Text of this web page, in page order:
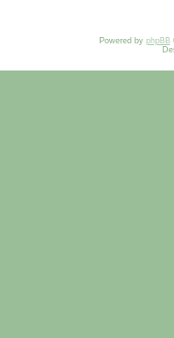
Powered by phpBB